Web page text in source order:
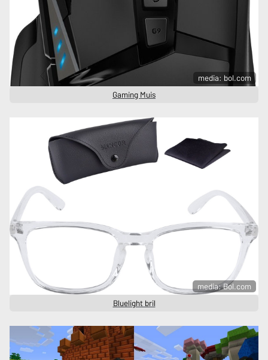
media: bol.com
Gaming Muis
media: Bol.com
Bluelight bril